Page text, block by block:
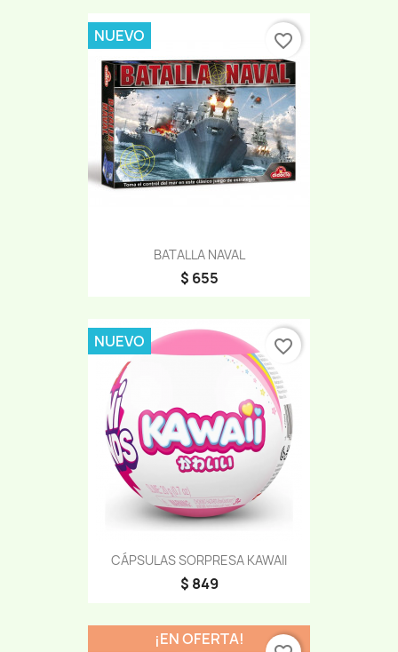
BATALLA NAVAL
$ 655
NUEVO favorite_border
CÁPSULAS SORPRESA KAWAII
$ 849
NUEVO favorite_border
¡EN OFERTA!